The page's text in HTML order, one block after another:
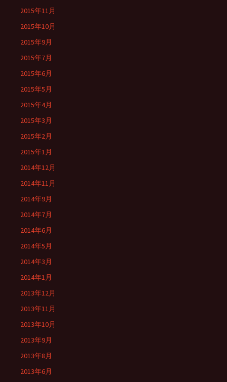
2015年11月
2015年10月
2015年9月
2015年7月
2015年6月
2015年5月
2015年4月
2015年3月
2015年2月
2015年1月
2014年12月
2014年11月
2014年9月
2014年7月
2014年6月
2014年5月
2014年3月
2014年1月
2013年12月
2013年11月
2013年10月
2013年9月
2013年8月
2013年6月